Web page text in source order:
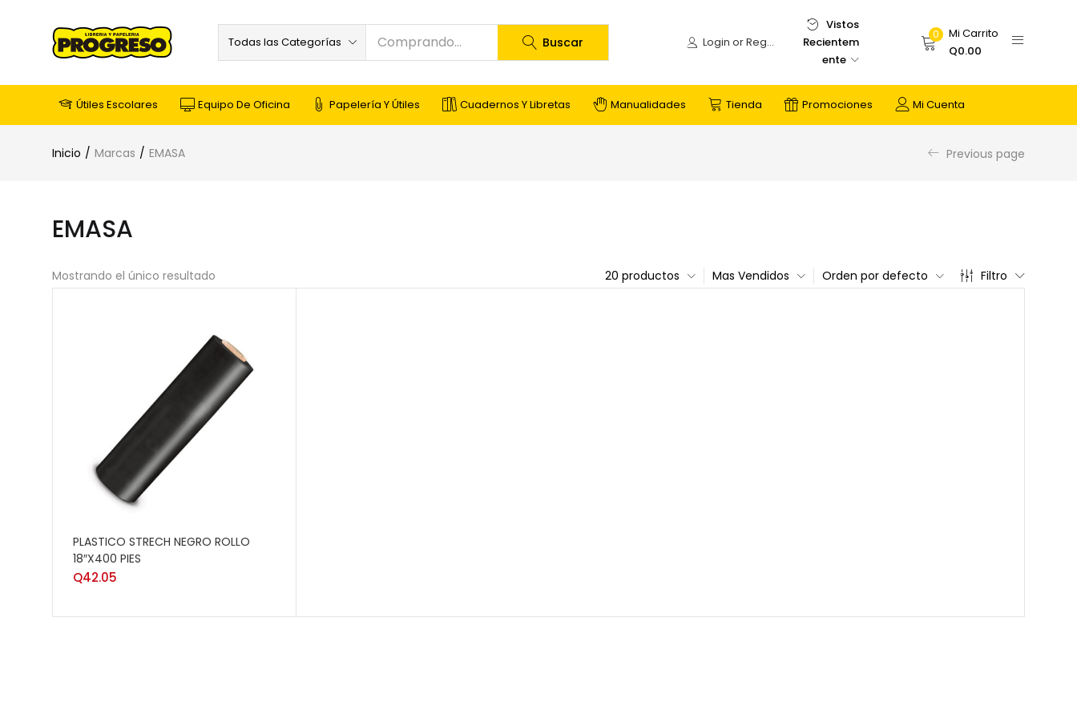
Todas las Categorías Buscar Login or Register
Vistos
Recientem
ente
0
Mi Carrito
Q0.00
Útiles Escolares Equipo De Oficina Papelería Y Útiles Cuadernos Y Libretas Manualidades Tienda Promociones Mi Cuenta
Inicio Marcas EMASA Previous page
EMASA
Mostrando el único resultado Filtro
Orden por defecto
Mas Vendidos
20 productos
PLASTICO STRECH NEGRO ROLLO
18″X400 PIES
Q42.05